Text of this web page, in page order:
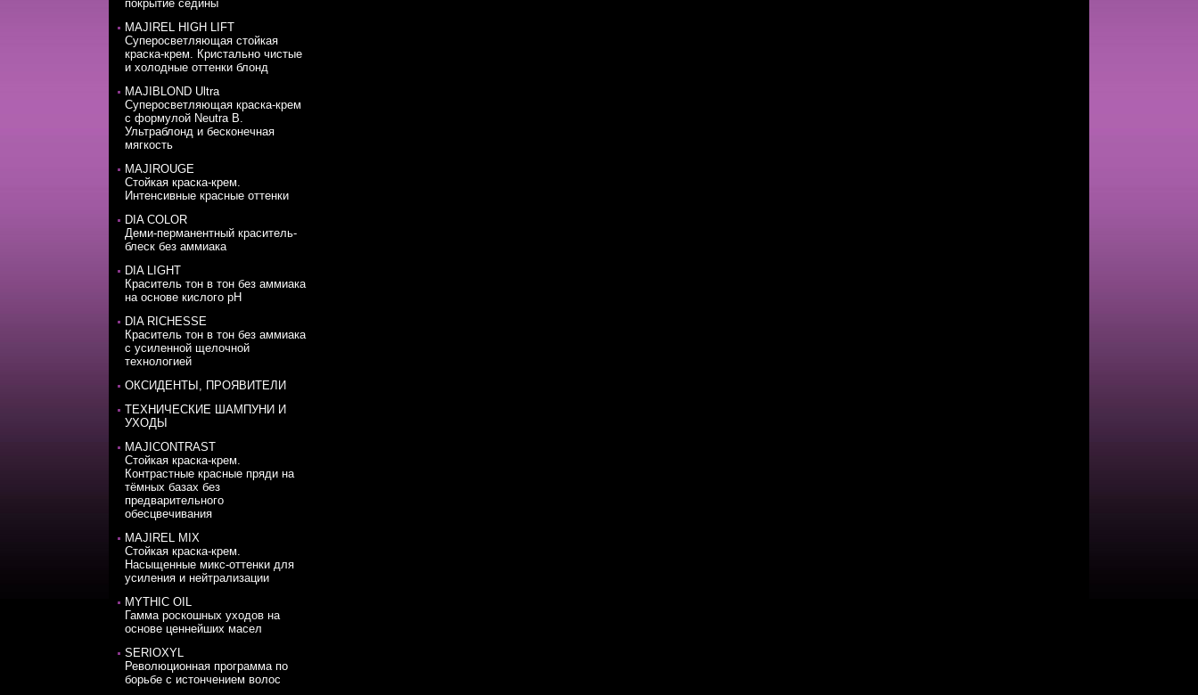
покрытие седины
MAJIREL HIGH LIFT
Суперосветляющая стойкая
краска-крем. Кристально чистые
и холодные оттенки блонд
MAJIBLOND Ultra
Суперосветляющая краска-крем
с формулой Neutra B.
Ультраблонд и бесконечная
мягкость
MAJIROUGE
Стойкая краска-крем.
Интенсивные красные оттенки
DIA COLOR
Деми-перманентный краситель-
блеск без аммиака
DIA LIGHT
Краситель тон в тон без аммиака
на основе кислого pH
DIA RICHESSE
Краситель тон в тон без аммиака
с усиленной щелочной
технологией
ОКСИДЕНТЫ, ПРОЯВИТЕЛИ
ТЕХНИЧЕСКИЕ ШАМПУНИ И
УХОДЫ
MAJICONTRAST
Стойкая краска-крем.
Контрастные красные пряди на
тёмных базах без
предварительного
обесцвечивания
MAJIREL MIX
Стойкая краска-крем.
Насыщенные микс-оттенки для
усиления и нейтрализации
MYTHIC OIL
Гамма роскошных уходов на
основе ценнейших масел
SERIOXYL
Революционная программа по
борьбе с истончением волос